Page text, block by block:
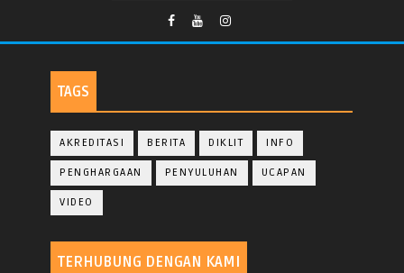
TAGS
AKREDITASI BERITA DIKLIT INFO
PENGHARGAAN PENYULUHAN UCAPAN
VIDEO
TERHUBUNG DENGAN KAMI